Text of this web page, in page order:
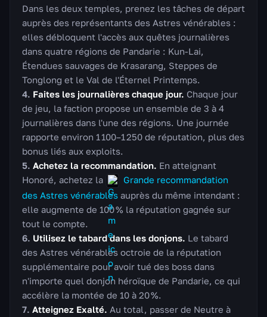
Dans les deux temples, prenez les tâches de départ
auprès des représentants des Astres vénérables :
elles débloquent l'accès aux quêtes journalières
dans quatre régions de Pandarie : Kun-Lai,
Étendues sauvages de Krasarang, Steppes de
Tonglong et le Val de l'Éternel Printemps.
Faites les journalières chaque jour. Chaque jour
de jeu, la faction propose un ensemble de 3 à 4
journalières dans l'une des régions. Une journée
rapporte environ 1 100–1 250 de réputation, plus des
bonus liés aux exploits.
Achetez la recommandation. En atteignant
Honoré, achetez la
Grande recommandation
des Astres vénérables auprès du même intendant :
elle augmente de 100 % la réputation gagnée sur
tout le compte.
Utilisez le tabard dans les donjons. Le tabard
des Astres vénérables octroie de la réputation
supplémentaire pour avoir tué des boss dans
n'importe quel donjon héroïque de Pandarie, ce qui
accélère la montée de 10 à 20 %.
Atteignez Exalté. Au total, passer de Neutre à